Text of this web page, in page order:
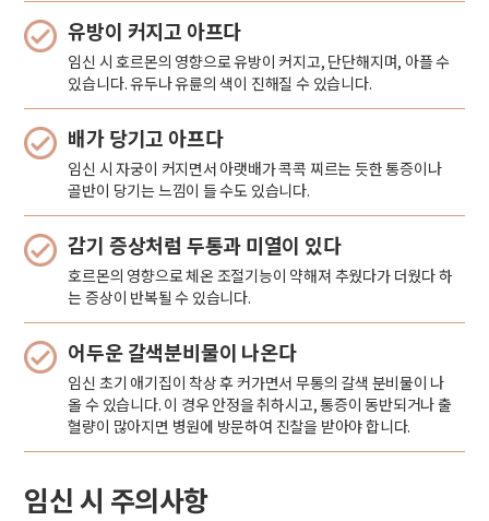
유방이 커지고 아프다
임신 시 호르몬의 영향으로 유방이 커지고, 단단해지며, 아플 수
있습니다. 유두나 유륜의 색이 진해질 수 있습니다.
배가 당기고 아프다
임신 시 자궁이 커지면서 아랫배가 콕콕 찌르는 듯한 통증이나
골반이 당기는 느낌이 들 수도 있습니다.
감기 증상처럼 두통과 미열이 있다
호르몬의 영향으로 체온 조절기능이 약해져 추웠다가 더웠다 하
는 증상이 반복될 수 있습니다.
어두운 갈색분비물이 나온다
임신 초기 애기집이 착상 후 커가면서 무통의 갈색 분비물이 나
올 수 있습니다. 이 경우 안정을 취하시고, 통증이 동반되거나 출
혈량이 많아지면 병원에 방문하여 진찰을 받아야 합니다.
임신 시 주의사항